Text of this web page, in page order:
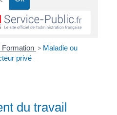
Formation > Maladie ou
privé
du travail